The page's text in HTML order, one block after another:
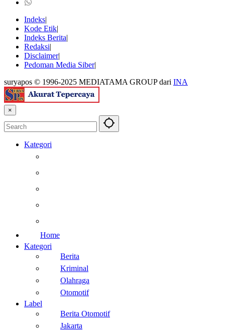
Indeks
Kode Etik
Indeks Berita
Redaksi
Disclaimer
Pedoman Media Siber
suryapos © 1996-2025 MEDIATAMA GROUP dari INA
×
Kategori
Home
Kategori
Berita
Kriminal
Olahraga
Otomotif
Label
Berita Otomotif
Jakarta